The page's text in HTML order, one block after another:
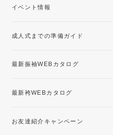
卒業袴レンタルプラン
イベント情報
成人式までの準備ガイド
最新振袖WEBカタログ
最新袴WEBカタログ
お友達紹介キャンペーン